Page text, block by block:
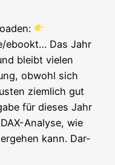
ebookt… Das Jahr
bleibt vie­len
obwohl sich
ziem­lich gut
für die­ses Jahr
Ana­ly­se, wie
kann. Dar­